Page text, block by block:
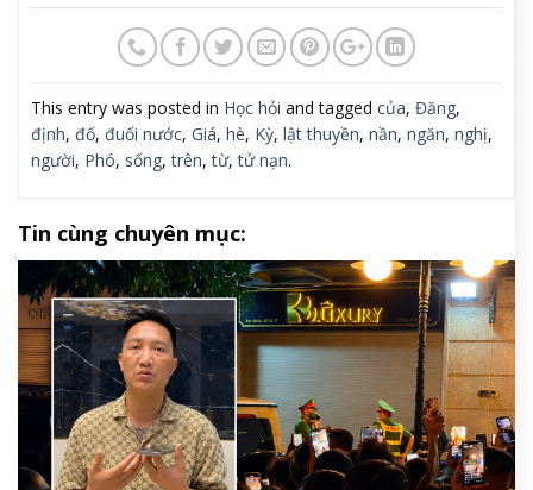
This entry was posted in Học hỏi and tagged của, Đăng,
định, đố, đuối nước, Giá, hè, Kỳ, lật thuyền, nần, ngăn, nghị,
người, Phó, sống,trên,từ,tử nạn.
Tin cùng chuyên mục: